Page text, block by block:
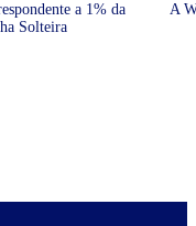
a 1% da
Solteira
A